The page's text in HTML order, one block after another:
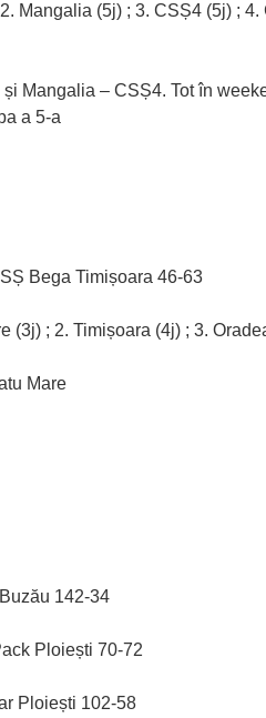
Mangalia (5j) ; 3. CSȘ4 (5j) ; 4.
și Mangalia – CSȘ4. Tot în
a 5-a
Bega Timișoara 46-63
(3j) ; 2. Timișoara (4j) ; 3.
Mare
142-34
Ploiești 70-72
Ploiești 102-58